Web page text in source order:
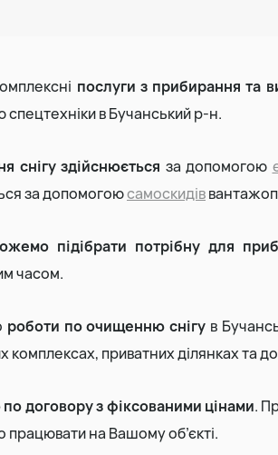
Благоустрійпослуги з прибирання та
в Бучанський р-н.
снігу здійснюється за допомогою
за допомогоюсамоскидів
підібрати потрібну для
часом.
роботи по очищенню снігу в
комплексах, приватних ділянках та
договору з фіксованими цінами.
працювати на Вашому об’єкті.